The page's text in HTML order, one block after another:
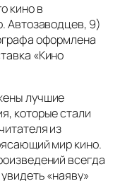
кино в
Автозаводцев, 9)
оформлена
«Кино
лучшие
которые стали
из
мир кино.
всегда
«наяву»